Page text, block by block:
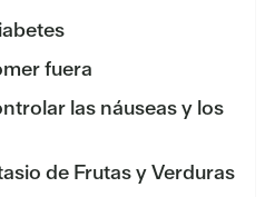
fuera
las náuseas y los
de Frutas y Verduras